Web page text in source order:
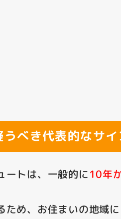
べき代表的なサ
ートは、一般的に10年
め、お住まいの地域